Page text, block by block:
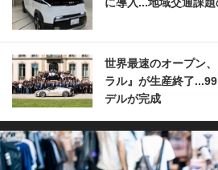
世界最速のオープン
ラル』が生産終了
デルが完成